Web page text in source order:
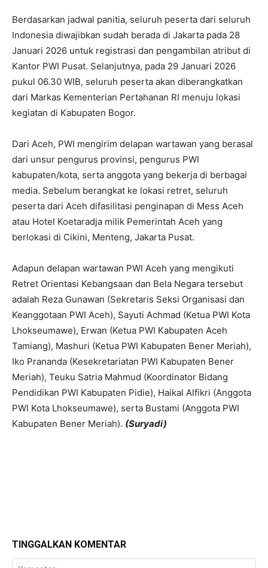
Berdasarkan jadwal panitia, seluruh peserta dari seluruh
Indonesia diwajibkan sudah berada di Jakarta pada 28
Januari 2026 untuk registrasi dan pengambilan atribut di
Kantor PWI Pusat. Selanjutnya, pada 29 Januari 2026
pukul 06.30 WIB, seluruh peserta akan diberangkatkan
dari Markas Kementerian Pertahanan RI menuju lokasi
kegiatan di Kabupaten Bogor.
Dari Aceh, PWI mengirim delapan wartawan yang berasal
dari unsur pengurus provinsi, pengurus PWI
kabupaten/kota, serta anggota yang bekerja di berbagai
media. Sebelum berangkat ke lokasi retret, seluruh
peserta dari Aceh difasilitasi penginapan di Mess Aceh
atau Hotel Koetaradja milik Pemerintah Aceh yang
berlokasi di Cikini, Menteng, Jakarta Pusat.
Adapun delapan wartawan PWI Aceh yang mengikuti
Retret Orientasi Kebangsaan dan Bela Negara tersebut
adalah Reza Gunawan (Sekretaris Seksi Organisasi dan
Keanggotaan PWI Aceh), Sayuti Achmad (Ketua PWI Kota
Lhokseumawe), Erwan (Ketua PWI Kabupaten Aceh
Tamiang), Mashuri (Ketua PWI Kabupaten Bener Meriah),
Iko Prananda (Kesekretariatan PWI Kabupaten Bener
Meriah), Teuku Satria Mahmud (Koordinator Bidang
Pendidikan PWI Kabupaten Pidie), Haikal Alfikri (Anggota
PWI Kota Lhokseumawe), serta Bustami (Anggota PWI
Kabupaten Bener Meriah). (Suryadi)
TINGGALKAN KOMENTAR